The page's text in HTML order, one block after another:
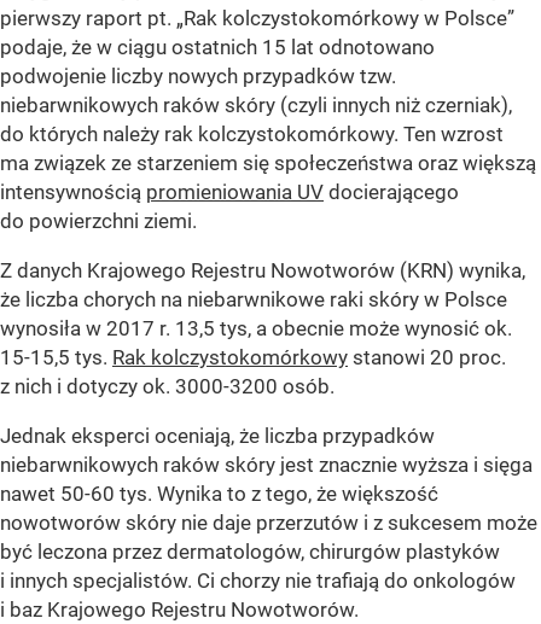
pierwszy raport pt. „Rak kolczystokomórkowy w Polsce”
podaje, że w ciągu ostatnich 15 lat odnotowano
podwojenie liczby nowych przypadków tzw.
niebarwnikowych raków skóry (czyli innych niż czerniak),
do których należy rak kolczystokomórkowy. Ten wzrost
ma związek ze starzeniem się społeczeństwa oraz większą
intensywnością promieniowania UV docierającego
do powierzchni ziemi.
Z danych Krajowego Rejestru Nowotworów (KRN) wynika,
że liczba chorych na niebarwnikowe raki skóry w Polsce
wynosiła w 2017 r. 13,5 tys, a obecnie może wynosić ok.
15-15,5 tys. Rak kolczystokomórkowy stanowi 20 proc.
z nich i dotyczy ok. 3000-3200 osób.
Jednak eksperci oceniają, że liczba przypadków
niebarwnikowych raków skóry jest znacznie wyższa i sięga
nawet 50-60 tys. Wynika to z tego, że większość
nowotworów skóry nie daje przerzutów i z sukcesem może
być leczona przez dermatologów, chirurgów plastyków
i innych specjalistów. Ci chorzy nie trafiają do onkologów
i baz Krajowego Rejestru Nowotworów.